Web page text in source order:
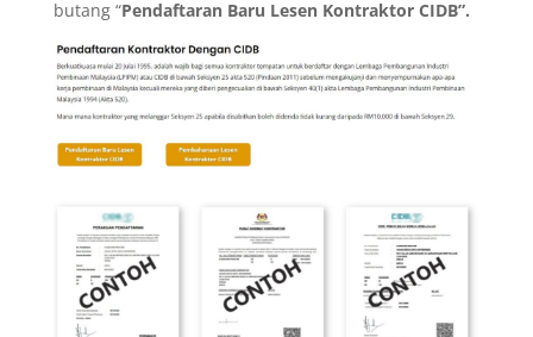
butang “Pendaftaran Baru Lesen Kontraktor CIDB”.